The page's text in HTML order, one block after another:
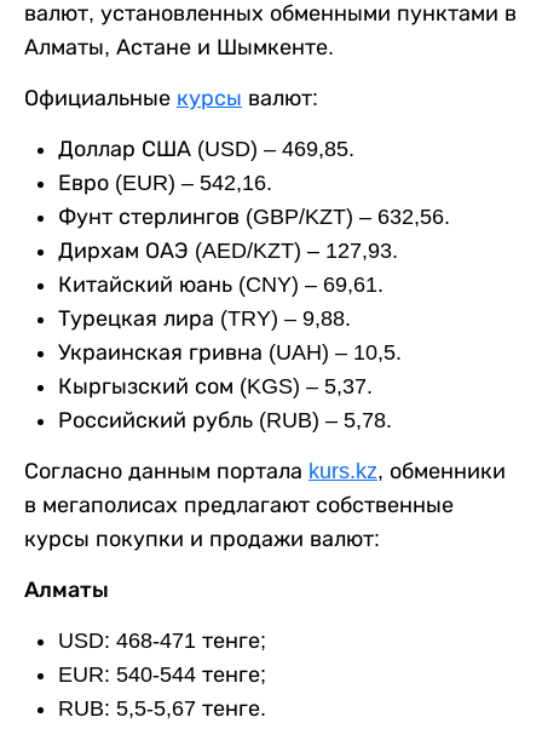
валют, установленных обменными пунктами в
Алматы, Астане и Шымкенте.
Официальные курсы валют:
Доллар США (USD) – 469,85.
Евро (EUR) – 542,16.
Фунт стерлингов (GBP/KZT) – 632,56.
Дирхам ОАЭ (AED/KZT) – 127,93.
Китайский юань (CNY) – 69,61.
Турецкая лира (TRY) – 9,88.
Украинская гривна (UAH) – 10,5.
Кыргызский сом (KGS) – 5,37.
Российский рубль (RUB) – 5,78.
Согласно данным портала kurs.kz, обменники
в мегаполисах предлагают собственные
курсы покупки и продажи валют:
Алматы
USD: 468-471 тенге;
EUR: 540-544 тенге;
RUB: 5,5-5,67 тенге.